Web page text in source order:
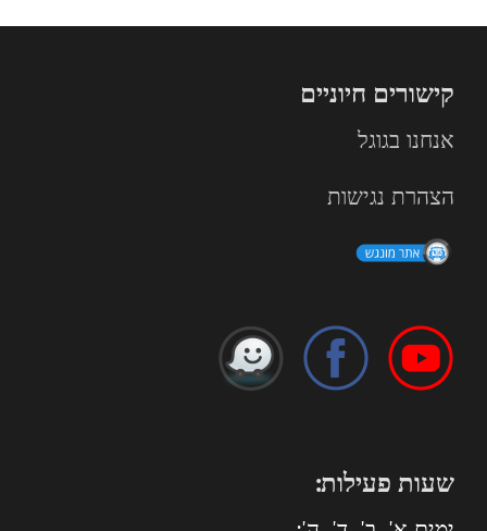
קישורים חיוניים
אנחנו בגוגל
הצהרת נגישות
שעות פעילות: